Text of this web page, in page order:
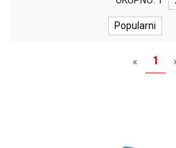
Popularni
« 1